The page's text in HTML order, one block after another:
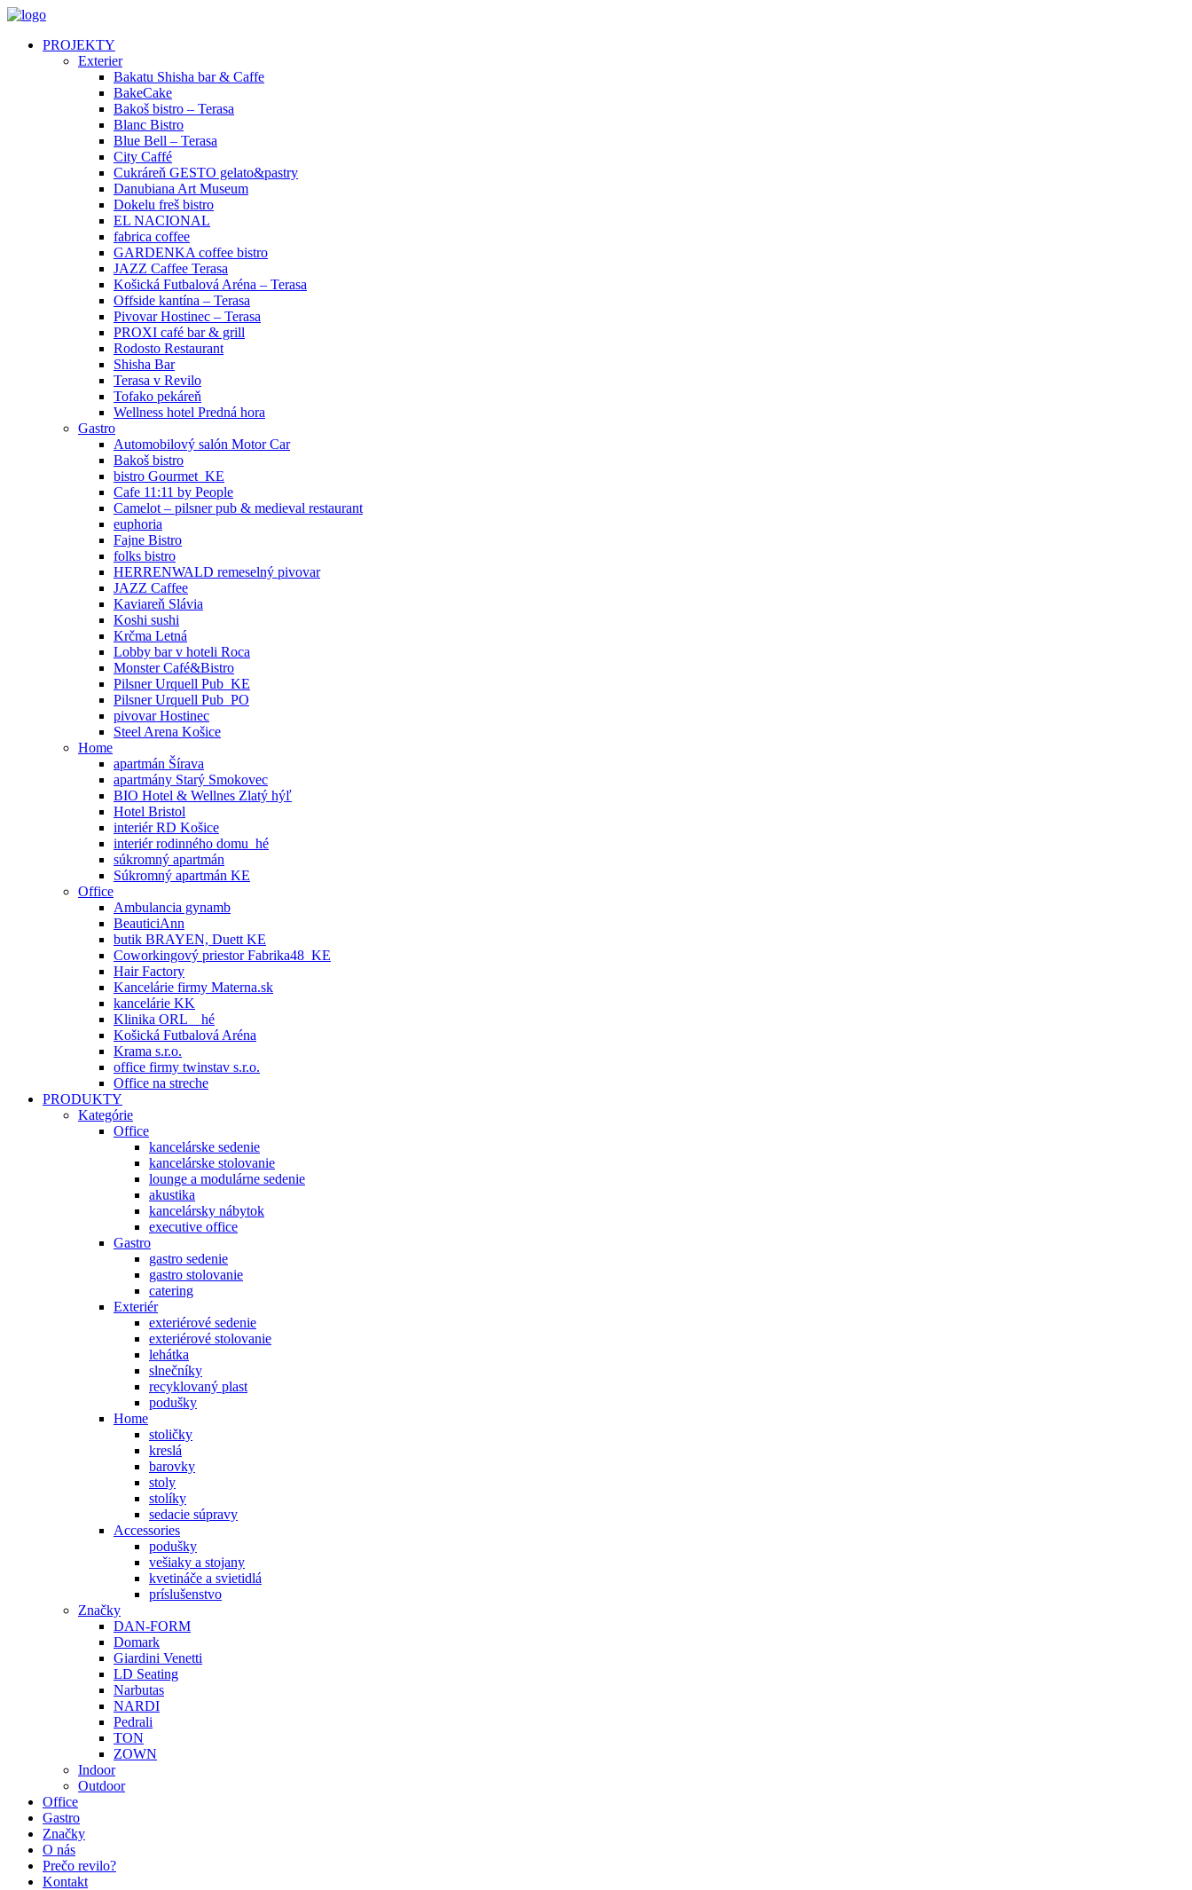
PROJEKTY
Exterier
Bakatu Shisha bar & Caffe
BakeCake
Bakoš bistro – Terasa
Blanc Bistro
Blue Bell – Terasa
City Caffé
Cukráreň GESTO gelato&pastry
Danubiana Art Museum
Dokelu freš bistro
EL NACIONAL
fabrica coffee
GARDENKA coffee bistro
JAZZ Caffee Terasa
Košická Futbalová Aréna – Terasa
Offside kantína – Terasa
Pivovar Hostinec – Terasa
PROXI café bar & grill
Rodosto Restaurant
Shisha Bar
Terasa v Revilo
Tofako pekáreň
Wellness hotel Predná hora
Gastro
Automobilový salón Motor Car
Bakoš bistro
bistro Gourmet_KE
Cafe 11:11 by People
Camelot – pilsner pub & medieval restaurant
euphoria
Fajne Bistro
folks bistro
HERRENWALD remeselný pivovar
JAZZ Caffee
Kaviareň Slávia
Koshi sushi
Krčma Letná
Lobby bar v hoteli Roca
Monster Café&Bistro
Pilsner Urquell Pub_KE
Pilsner Urquell Pub_PO
pivovar Hostinec
Steel Arena Košice
Home
apartmán Šírava
apartmány Starý Smokovec
BIO Hotel & Wellnes Zlatý hýľ
Hotel Bristol
interiér RD Košice
interiér rodinného domu_hé
súkromný apartmán
Súkromný apartmán KE
Office
Ambulancia gynamb
BeauticiAnn
butik BRAYEN, Duett KE
Coworkingový priestor Fabrika48_KE
Hair Factory
Kancelárie firmy Materna.sk
kancelárie KK
Klinika ORL _ hé
Košická Futbalová Aréna
Krama s.r.o.
office firmy twinstav s.r.o.
Office na streche
PRODUKTY
Kategórie
Office
kancelárske sedenie
kancelárske stolovanie
lounge a modulárne sedenie
akustika
kancelársky nábytok
executive office
Gastro
gastro sedenie
gastro stolovanie
catering
Exteriér
exteriérové sedenie
exteriérové stolovanie
lehátka
slnečníky
recyklovaný plast
podušky
Home
stoličky
kreslá
barovky
stoly
stolíky
sedacie súpravy
Accessories
podušky
vešiaky a stojany
kvetináče a svietidlá
príslušenstvo
Značky
DAN-FORM
Domark
Giardini Venetti
LD Seating
Narbutas
NARDI
Pedrali
TON
ZOWN
Indoor
Outdoor
Office
Gastro
Značky
O nás
Prečo revilo?
Kontakt